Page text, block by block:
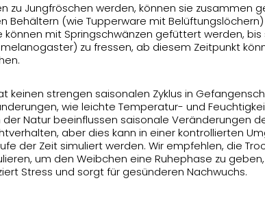
zu Jungfröschen werden, können sie zusammen
Behältern (wie Tupperware mit
können mit Springschwänzen gefüttert werden,
zu fressen, ab diesem Zeitpunkt
keinen strengen saisonalen Zyklus in
wie leichte Temperatur- und
der Natur beeinflussen saisonale Veränderungen
aber dies kann in einer kontrollierten
der Zeit simuliert werden. Wir empfehlen, die
um den Weibchen eine Ruhephase zu
Stress und sorgt für gesünderen Nachwuchs.